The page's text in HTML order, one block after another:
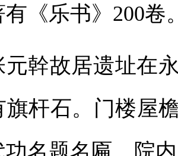
有《乐书》200卷
元幹故居遗址在
旗杆石。门楼屋
功名题名匾。院